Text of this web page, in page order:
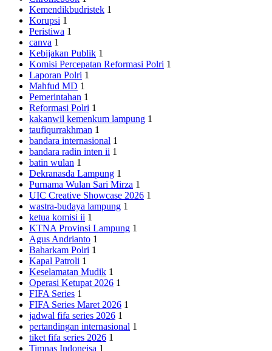
Kemendikbudristek 1
Korupsi 1
Peristiwa 1
canva 1
Kebijakan Publik 1
Komisi Percepatan Reformasi Polri 1
Laporan Polri 1
Mahfud MD 1
Pemerintahan 1
Reformasi Polri 1
kakanwil kemenkum lampung 1
taufiqurrakhman 1
bandara internasional 1
bandara radin inten ii 1
batin wulan 1
Dekranasda Lampung 1
Purnama Wulan Sari Mirza 1
UIC Creative Showcase 2026 1
wastra-budaya lampung 1
ketua komisi ii 1
KTNA Provinsi Lampung 1
Agus Andrianto 1
Baharkam Polri 1
Kapal Patroli 1
Keselamatan Mudik 1
Operasi Ketupat 2026 1
FIFA Series 1
FIFA Series Maret 2026 1
jadwal fifa series 2026 1
pertandingan internasional 1
tiket fifa series 2026 1
Timnas Indoneisa 1